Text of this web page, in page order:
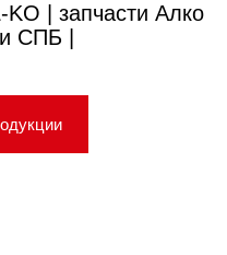
| запчасти Алко
СПБ |